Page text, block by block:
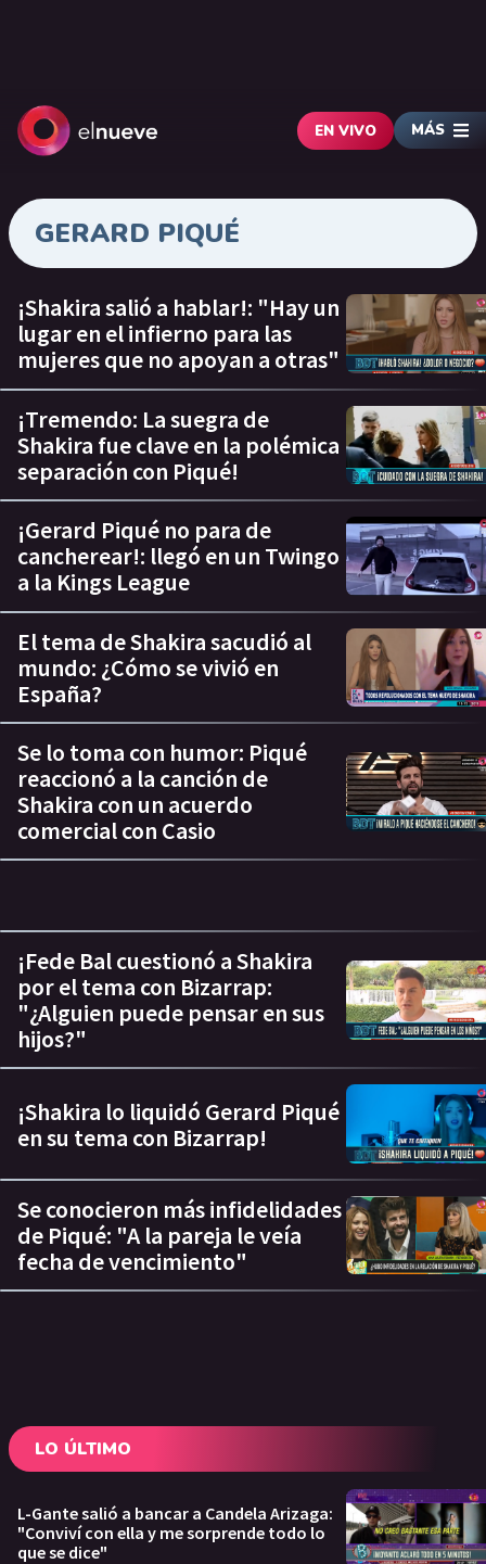
EN VIVO MÁS
GERARD PIQUÉ
¡Shakira salió a hablar!: "Hay un
lugar en el infierno para las
mujeres que no apoyan a otras"
¡Tremendo: La suegra de
Shakira fue clave en la polémica
separación con Piqué!
¡Gerard Piqué no para de
cancherear!: llegó en un Twingo
a la Kings League
El tema de Shakira sacudió al
mundo: ¿Cómo se vivió en
España?
Se lo toma con humor: Piqué
reaccionó a la canción de
Shakira con un acuerdo
comercial con Casio
¡Fede Bal cuestionó a Shakira
por el tema con Bizarrap:
"¿Alguien puede pensar en sus
hijos?"
¡Shakira lo liquidó Gerard Piqué
en su tema con Bizarrap!
Se conocieron más infidelidades
de Piqué: "A la pareja le veía
fecha de vencimiento"
LO ÚLTIMO
L-Gante salió a bancar a Candela Arizaga:
"Conviví con ella y me sorprende todo lo
que se dice"